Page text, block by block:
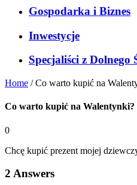
Gospodarka i Biznes
Inwestycje
Specjaliści z Dolnego
Home /Co warto kupić na
Co warto kupić na Walentynki?
0
Chcę kupić prezent mojej
2 Answers